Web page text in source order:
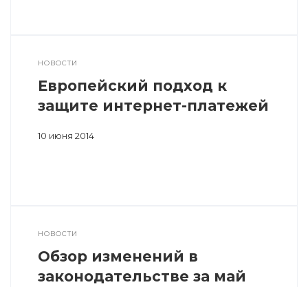
НОВОСТИ
Европейский подход к
защите интернет-платежей
10 июня 2014
НОВОСТИ
Обзор изменений в
законодательстве за май